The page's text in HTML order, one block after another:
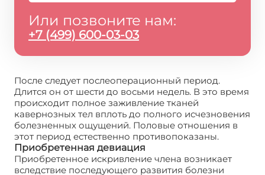
Или позвоните нам:
+7 (499) 600-03-03
После следует послеоперационный период.
Длится он от шести до восьми недель. В это время
происходит полное заживление тканей
кавернозных тел вплоть до полного исчезновения
болезненных ощущений. Половые отношения в
этот период естественно противопоказаны.
Приобретенная девиация
Приобретенное искривление члена возникает
вследствие последующего развития болезни